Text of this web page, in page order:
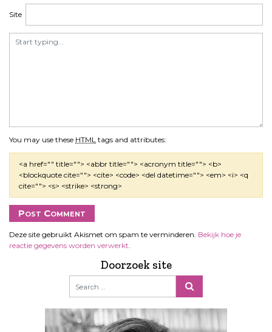
i
You may use these HTML tags and attributes:
<a href="" title=""> <abbr title=""> <acronym title=""> <b>
<blockquote cite=""> <cite> <code> <del datetime=""> <em> <i> <q
cite=""> <s> <strike> <strong>
Site
Deze site gebruikt Akismet om spam te verminderen. Bekijk hoe je
reactie gegevens worden verwerkt.
Doorzoek site